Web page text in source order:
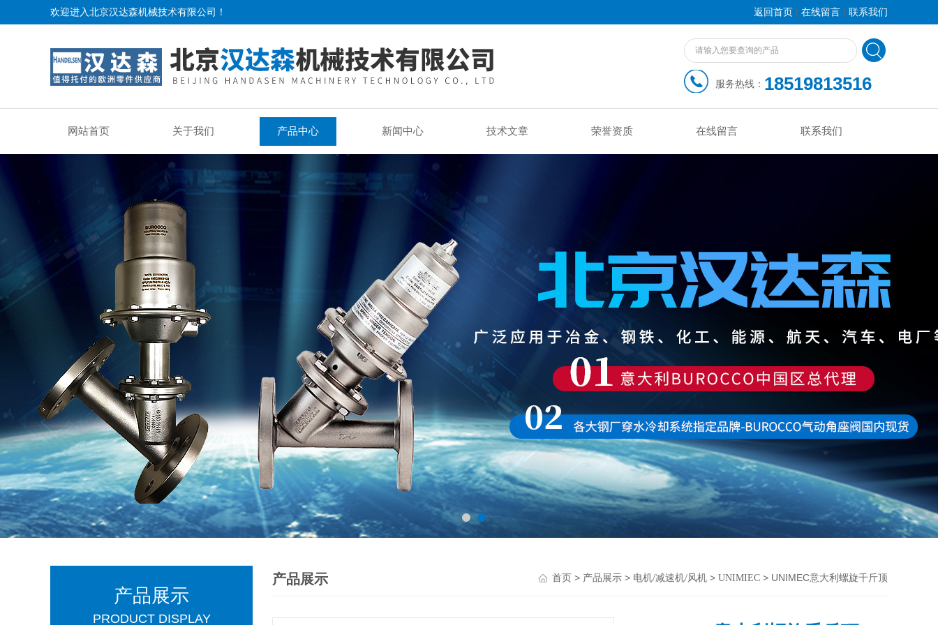
欢迎进入北京汉达森机械技术有限公司！ 返回首页 | 在线留言 | 联系我们
服务热线： 18519813516
网站首页 关于我们 产品中心 新闻中心 技术文章 荣誉资质 在线留言 联系我们
产品展示
PRODUCT DISPLAY
产品展示 首页 > 产品展示 > 电机/减速机/风机 > UNIMIEC > UNIMEC意大利螺旋千斤顶